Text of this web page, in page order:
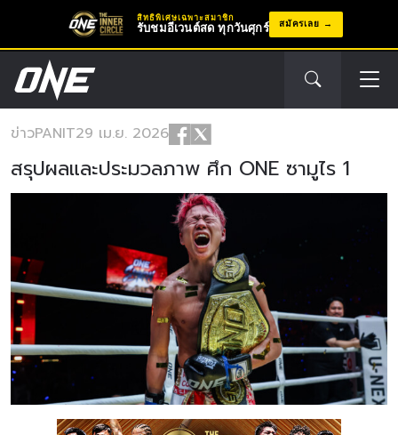
สิทธิพิเศษเฉพาะสมาชิก
รับชมอีเวนต์สด ทุกวันศุกร์ สมัครเลย
ข่าวPANIT29 เม.ย. 2026
สรุปผลและประมวลภาพ ศึก ONE ซามูไร 1